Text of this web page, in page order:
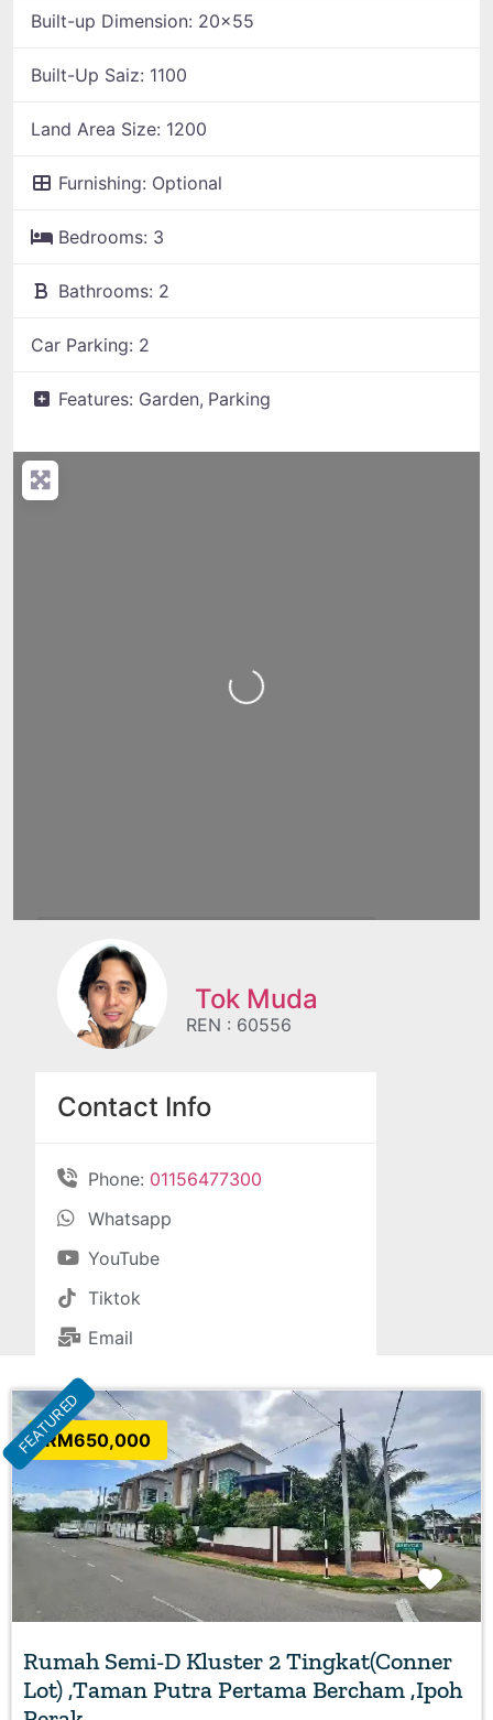
Built-up Dimension: 20x55
Built-Up Saiz: 1100
Land Area Size: 1200
Furnishing: Optional
Bedrooms: 3
Bathrooms: 2
Car Parking: 2
Features: Garden, Parking
Loading...
Tok Muda
REN : 60556
Contact Info
Phone: 01156477300
Whatsapp
YouTube
Tiktok
Email
RM650,000
FEATURED
Rumah Semi-D Kluster 2 Tingkat(Conner
Lot) ,Taman Putra Pertama Bercham ,Ipoh